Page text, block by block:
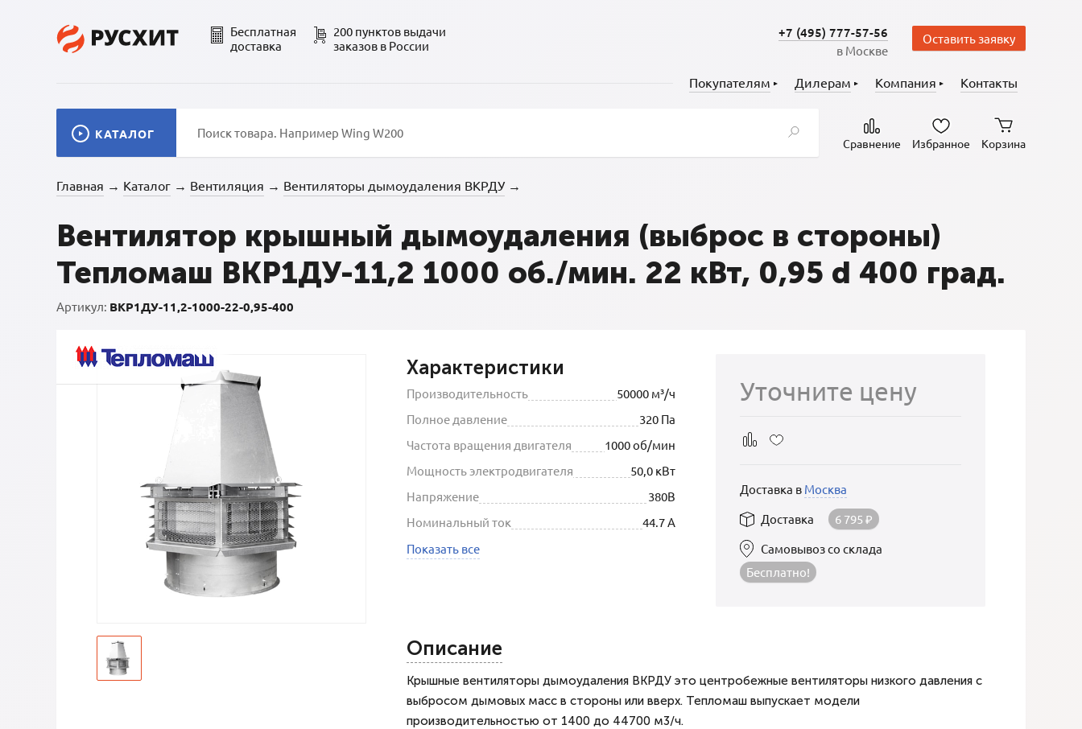
Бесплатная
доставка
200 пунктов выдачи
заказов в России
+7 (495) 777-57-56
в Москве
Оставить заявку
Покупателям Дилерам Компания Контакты
КАТАЛОГ
Сравнение Избранное Корзина
Главная → Каталог → Вентиляция → Вентиляторы дымоудаления ВКРДУ →
Вентилятор крышный дымоудаления (выброс в стороны)
Тепломаш ВКР1ДУ-11,2 1000 об./мин. 22 кВт, 0,95 d 400 град.
Артикул: ВКР1ДУ-11,2-1000-22-0,95-400
Характеристики
Производительность
50000 м³/ч
Полное давление
320 Па
Частота вращения двигателя
1000 об/мин
Мощность электродвигателя
50,0 кВт
Напряжение
380В
Номинальный ток
44.7 А
Показать все
Уточните цену
Доставка в Москва
Доставка
6 795₽
Самовывоз со склада
Бесплатно!
Описание
Крышные вентиляторы дымоудаления ВКРДУ это центробежные вентиляторы низкого давления с
выбросом дымовых масс в стороны или вверх. Тепломаш выпускает модели
производительностью от 1400 до 44700 м3/ч.